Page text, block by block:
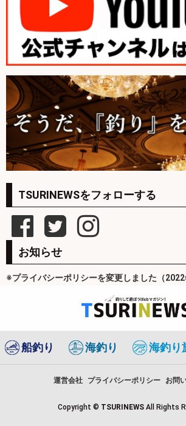
TSURINEWSをフォローする
お知らせ
※プライバシーポリシーを変更しました（2022
船釣り 海釣り 海釣り
運営会社 プライバシーポリシー お問
Copyright © TSURINEWS All Rights